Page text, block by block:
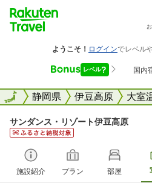
全国静岡県 伊豆高原 大室
全国
サンダンス・リゾート伊豆高原
施設紹介 プラン 部屋